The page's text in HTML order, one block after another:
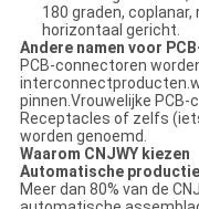
180 graden,
horizontaal gericht.
Andere namen voor
PCB-connectoren
pinnen.Vrouwelijke
Receptacles of zelfs
worden genoemd.
Waarom CNJWY kiezen
Automatische productie
Meer dan 80% van de